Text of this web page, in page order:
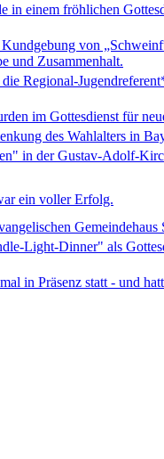
in einem fröhlichen
von
und Zusammenhalt.
Regional-
im Gottesdienst für
des Wahlalters in
in der Gustav-Adolf-
ein voller Erfolg.
Gemeindehaus
Light-Dinner" als
in Präsenz statt - und